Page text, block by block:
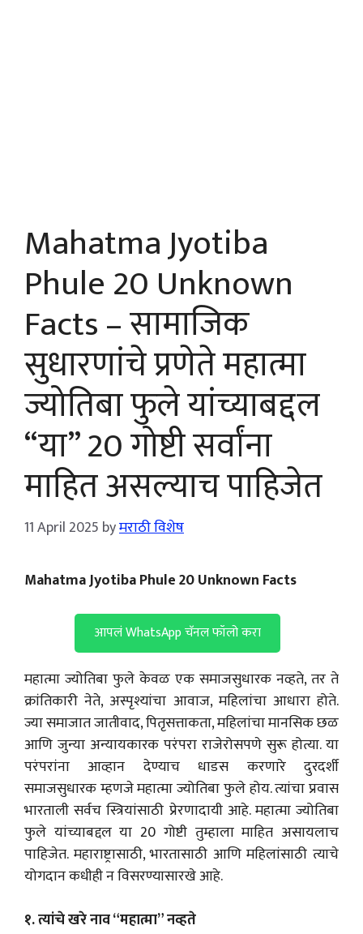
Mahatma Jyotiba
Phule 20 Unknown
Facts – सामाजिक
सुधारणांचे प्रणेते महात्मा
ज्योतिबा फुले यांच्याबद्दल
“या” 20 गोष्टी सर्वांना
माहित असल्याच पाहिजेत
11 April 2025 byमराठी विशेष
Mahatma Jyotiba Phule 20 Unknown Facts
आपलं WhatsApp चॅनल फॉलो करा
महात्मा ज्योतिबा फुले केवळ एक समाजसुधारक नव्हते, तर ते
क्रांतिकारी नेते, अस्पृश्यांचा आवाज, महिलांचा आधारा होते.
ज्या समाजात जातीवाद, पितृसत्ताकता, महिलांचा मानसिक छळ
आणि जुन्या अन्यायकारक परंपरा राजेरोसपणे सुरू होत्या. या
परंपरांना आव्हान देण्याच धाडस करणारे दुरदर्शी
समाजसुधारक म्हणजे महात्मा ज्योतिबा फुले होय. त्यांचा प्रवास
भारताली सर्वच स्त्रियांसाठी प्रेरणादायी आहे. महात्मा ज्योतिबा
फुले यांच्याबद्दल या 20 गोष्टी तुम्हाला माहित असायलाच
पाहिजेत. महाराष्ट्रासाठी, भारतासाठी आणि महिलांसाठी त्याचे
योगदान कधीही न विसरण्यासारखे आहे.
१. त्यांचे खरे नाव “महात्मा” नव्हते